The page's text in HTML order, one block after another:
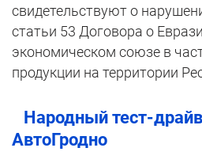
свидетельствуют о
статьи 53 Договора о
экономическом союзе в
продукции на территории
Народный тест-
АвтоГродно